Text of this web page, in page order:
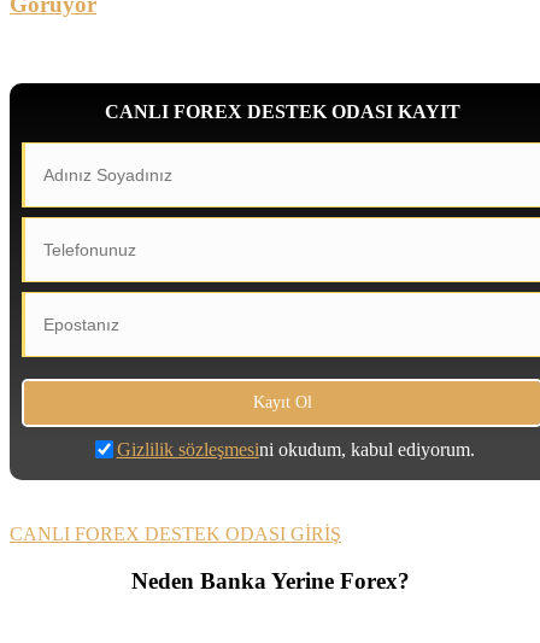
CANLI FOREX DESTEK ODASI KAYIT
Gizlilik sözleşmesini okudum, kabul ediyorum.
CANLI FOREX DESTEK ODASI GİRİŞ
Neden Banka Yerine Forex?